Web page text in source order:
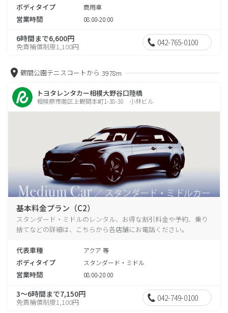
ボディタイプ 商用車
営業時間 08:00-20:00
6時間まで6,600円
免責補償制度1,100円 042-765-0100
鶴間公園テニスコートから 3978m
トヨタレンタカー相模大野谷口陸橋
相模原市南区上鶴間本町1-38-30 小林ビル
基本料金プラン（C2）
スタンダード・ミドルのレンタル、お得な割引料金や予約、乗り
捨てなどの詳細は、こちらから各店舗にお電話ください。
代表車種 アクア 等
ボディタイプ スタンダード・ミドル
営業時間 08:00-20:00
3～6時間まで7,150円
免責補償制度1,100円 042-749-0100